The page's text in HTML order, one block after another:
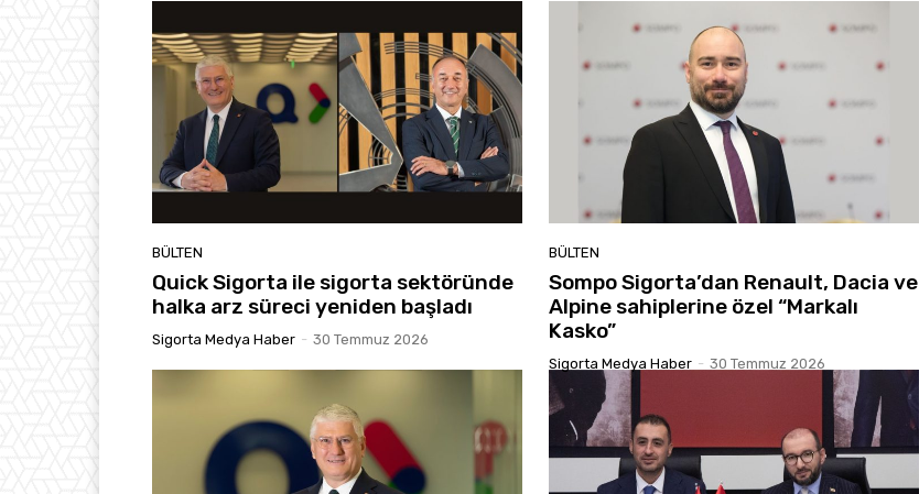
BÜLTEN
Quick Sigorta ile sigorta sektöründe
halka arz süreci yeniden başladı
Sigorta Medya Haber - 30 Temmuz 2026
BÜLTEN
Sompo Sigorta’dan Renault, Dacia ve
Alpine sahiplerine özel “Markalı
Kasko”
Sigorta Medya Haber - 30 Temmuz 2026